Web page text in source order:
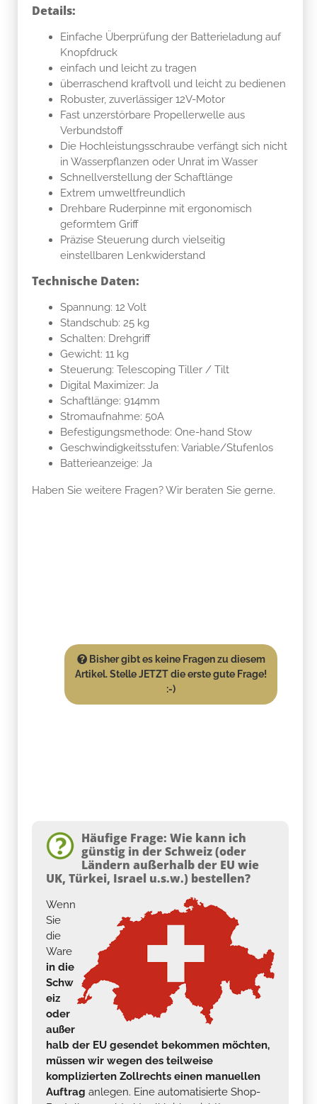
Details:
Einfache Überprüfung der Batterieladung auf
Knopfdruck
einfach und leicht zu tragen
überraschend kraftvoll und leicht zu bedienen
Robuster, zuverlässiger 12V-Motor
Fast unzerstörbare Propellerwelle aus
Verbundstoff
Die Hochleistungsschraube verfängt sich nicht
in Wasserpflanzen oder Unrat im Wasser
Schnellverstellung der Schaftlänge
Extrem umweltfreundlich
Drehbare Ruderpinne mit ergonomisch
geformtem Griff
Präzise Steuerung durch vielseitig
einstellbaren Lenkwiderstand
Technische Daten:
Spannung: 12 Volt
Standschub: 25 kg
Schalten: Drehgriff
Gewicht: 11 kg
Steuerung: Telescoping Tiller / Tilt
Digital Maximizer: Ja
Schaftlänge: 914mm
Stromaufnahme: 50A
Befestigungsmethode: One-hand Stow
Geschwindigkeitsstufen: Variable/Stufenlos
Batterieanzeige: Ja
Haben Sie weitere Fragen? Wir beraten Sie gerne.
Bisher gibt es keine Fragen zu diesem
Artikel. Stelle JETZT die erste gute Frage!
:-)
Häufige Frage: Wie kann ich
günstig in der Schweiz (oder
Ländern außerhalb der EU wie
UK, Türkei, Israel u.s.w.) bestellen?
Wenn
Sie
die
Ware
in die
Schw
eiz
oder
außer
halb der EU gesendet bekommen möchten,
müssen wir wegen des teilweise
komplizierten Zollrechts einen manuellen
Auftrag anlegen. Eine automatisierte Shop-